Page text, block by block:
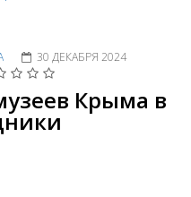
30 ДЕКАБРЯ 2024
Крыма в